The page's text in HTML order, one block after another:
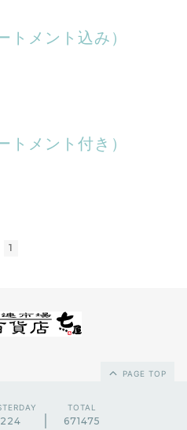
トメント込み）
トメント付き）
1
PAGE TOP
224
TOTAL
671475